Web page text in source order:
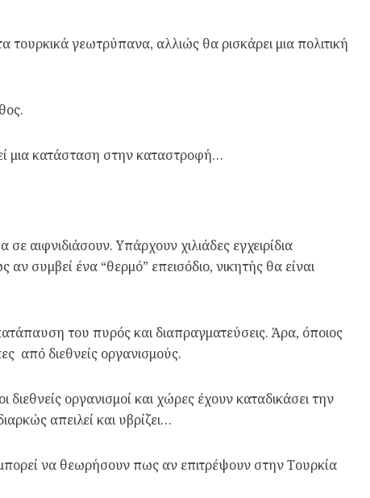
γεωτρύπανα, αλλιώς θα ρισκάρει μια πολιτική
μια κατάσταση στην καταστροφή…
αιφνιδιάσουν. Υπάρχουν χιλιάδες εγχειρίδια
συμβεί ένα “θερμό” επεισόδιο, νικητής θα είναι
του πυρός και διαπραγματεύσεις. Άρα, όποιος
από διεθνείς οργανισμούς.
οργανισμοί και χώρες έχουν καταδικάσει την
απειλεί και υβρίζει…
μπορεί να θεωρήσουν πως αν επιτρέψουν στην Τουρκία